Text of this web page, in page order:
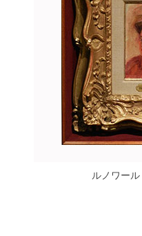
ルノワール